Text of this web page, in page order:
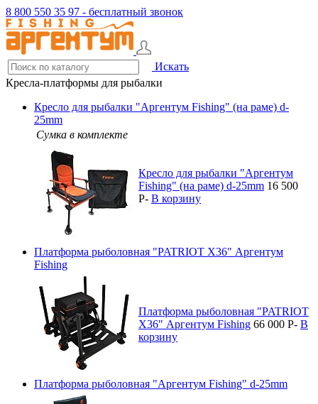
8 800 550 35 97 - бесплатный звонок
Искать
Кресла-платформы для рыбалки
Кресло для рыбалки "Аргентум Fishing" (на раме) d-
25mm
Сумка в комплекте
Кресло для рыбалки "Аргентум
Fishing" (на раме) d-25mm 16 500
P- В корзину
Платформа рыболовная "PATRIOT X36" Аргентум
Fishing
Платформа рыболовная "PATRIOT
X36" Аргентум Fishing 66 000 P- В
корзину
Платформа рыболовная "Аргентум Fishing" d-25mm